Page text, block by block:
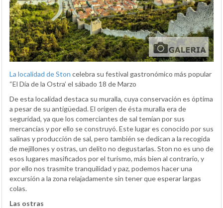
La localidad de Ston celebra su festival gastronómico más popular
“El Día de la Ostra’ el sábado 18 de Marzo
De esta localidad destaca su muralla, cuya conservación es óptima
a pesar de su antigüedad. El origen de ésta muralla era de
seguridad, ya que los comerciantes de sal temían por sus
mercancías y por ello se construyó. Este lugar es conocido por sus
salinas y producción de sal, pero también se dedican a la recogida
de mejillones y ostras, un delito no degustarlas. Ston no es uno de
esos lugares masificados por el turismo, más bien al contrario, y
por ello nos trasmite tranquilidad y paz, podemos hacer una
excursión a la zona relajadamente sin tener que esperar largas
colas.
Las ostras